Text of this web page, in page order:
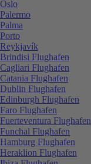
Oslo
Palermo
Palma
Porto
Reykjavík
Brindisi Flughafen
Cagliari Flughafen
Catania Flughafen
Dublin Flughafen
Edinburgh Flughafen
Faro Flughafen
Fuerteventura Flughafen
Funchal Flughafen
Hamburg Flughafen
Heraklion Flughafen